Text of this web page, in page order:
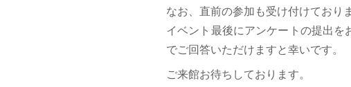
なお、直前の参加も受け付けておりま
イベント最後にアンケートの提出を
でご回答いただけますと幸いです。
ご来館お待ちしております。